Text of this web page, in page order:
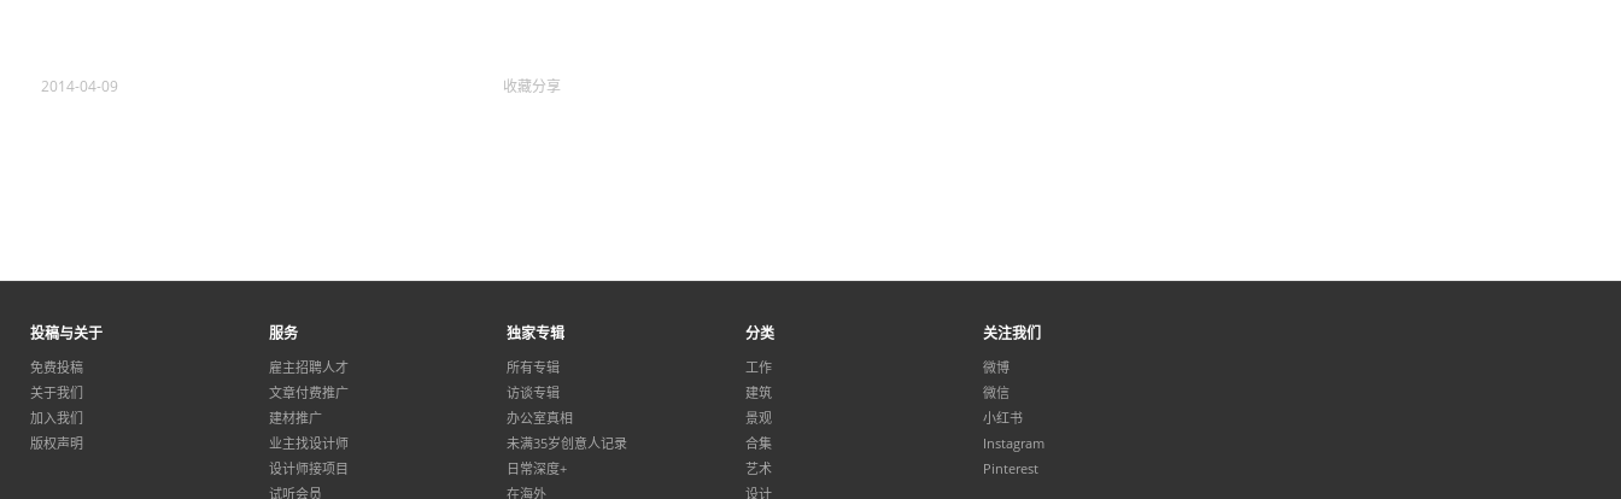
2014-04-09 收藏分享
投稿与关于
免费投稿
关于我们
加入我们
版权声明
服务
雇主招聘人才
文章付费推广
建材推广
业主找设计师
设计师接项目
试听会员
独家专辑
所有专辑
访谈专辑
办公室真相
未满35岁创意人记录
日常深度+
在海外
分类
工作
建筑
景观
合集
艺术
设计
关注我们
微博
微信
小红书
Instagram
Pinterest